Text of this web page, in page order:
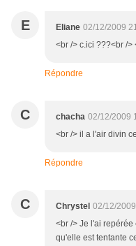
E Eliane 02/12/2009
<br /> c.ici ???<br />
Répondre
C chacha 02/12/2009
<br /> il a l'air divin
Répondre
C Chrystel 02/12/
<br /> Je l'ai
qu'elle est tentante